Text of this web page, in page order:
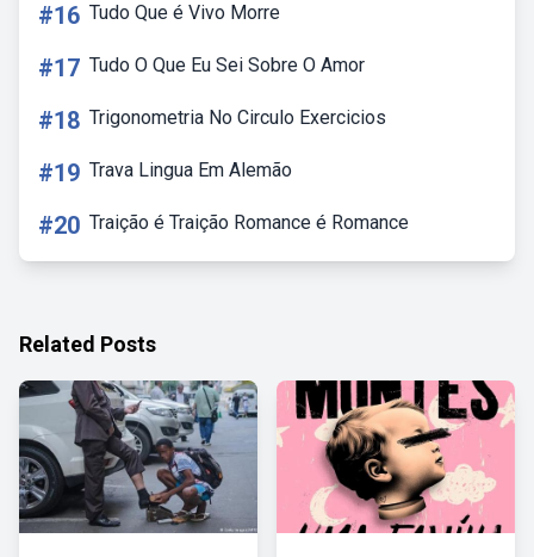
#16 Tudo Que é Vivo Morre
#17 Tudo O Que Eu Sei Sobre O Amor
#18 Trigonometria No Circulo Exercicios
#19 Trava Lingua Em Alemão
#20 Traição é Traição Romance é Romance
Related Posts